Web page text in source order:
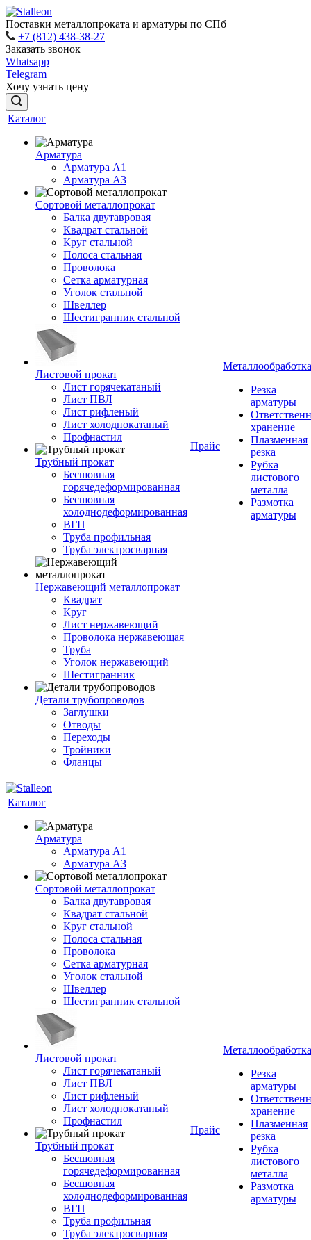
Поставки металлопроката и арматуры по СПб
+7 (812) 438-38-27
Заказать звонок
Whatsapp
Telegram
Хочу узнать цену
Каталог
Арматура
Арматура A1
Арматура А3
Сортовой металлопрокат
Балка двутавровая
Квадрат стальной
Круг стальной
Полоса стальная
Проволока
Сетка арматурная
Уголок стальной
Швеллер
Шестигранник стальной
Листовой прокат
Лист горячекатаный
Лист ПВЛ
Лист рифленый
Лист холоднокатаный
Профнастил
Трубный прокат
Бесшовная
горячедеформированная
Бесшовная
холоднодеформированная
ВГП
Труба профильная
Труба электросварная
Нержавеющий металлопрокат
Квадрат
Круг
Лист нержавеющий
Проволока нержавеющая
Труба
Уголок нержавеющий
Шестигранник
Детали трубопроводов
Заглушки
Отводы
Переходы
Тройники
Фланцы
Прайс
Металлообработка
Резка
арматуры
хранение
Плазменная
резка
Рубка
листового
металла
Размотка
арматуры
Каталог
Арматура
Арматура A1
Арматура А3
Сортовой металлопрокат
Балка двутавровая
Квадрат стальной
Круг стальной
Полоса стальная
Проволока
Сетка арматурная
Уголок стальной
Швеллер
Шестигранник стальной
Листовой прокат
Лист горячекатаный
Лист ПВЛ
Лист рифленый
Лист холоднокатаный
Профнастил
Трубный прокат
Бесшовная
горячедеформированная
Бесшовная
холоднодеформированная
ВГП
Труба профильная
Труба электросварная
Прайс
Металлообработка
Резка
арматуры
хранение
Плазменная
резка
Рубка
листового
металла
Размотка
арматуры